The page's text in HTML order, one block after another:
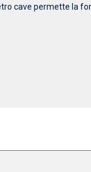
cave permette la